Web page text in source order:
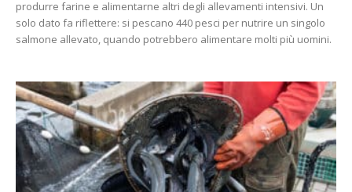
produrre farine e alimentarne altri degli allevamenti intensivi. Un
solo dato fa riflettere: si pescano 440 pesci per nutrire un singolo
salmone allevato, quando potrebbero alimentare molti più uomini.